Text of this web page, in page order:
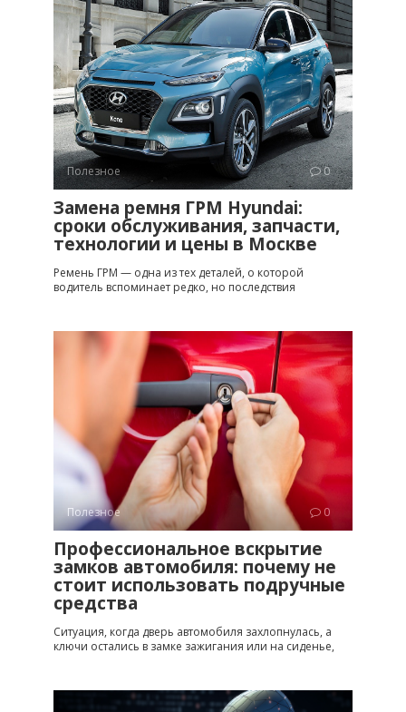
Полезное 0
Замена ремня ГРМ Hyundai:
сроки обслуживания, запчасти,
технологии и цены в Москве
Ремень ГРМ — одна из тех деталей, о которой
водитель вспоминает редко, но последствия
Полезное 0
Профессиональное вскрытие
замков автомобиля: почему не
стоит использовать подручные
средства
Ситуация, когда дверь автомобиля захлопнулась, а
ключи остались в замке зажигания или на сиденье,